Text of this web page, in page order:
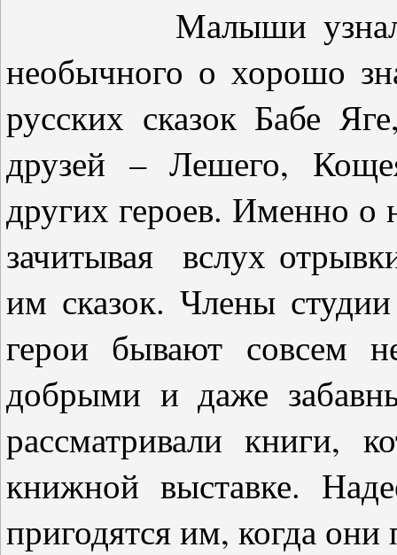
Малыши узнали
необычного о хорошо
русских сказок Бабе
друзей – Лешего,
других героев. Именно о
зачитывая вслух
им сказок. Члены
герои бывают совсем
добрыми и даже
рассматривали книги,
книжной выставке.
пригодятся им, когда